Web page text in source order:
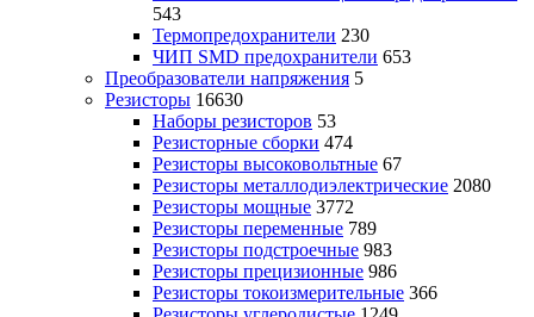
543
Термопредохранители 230
ЧИП SMD предохранители 653
Преобразователи напряжения 5
Резисторы 16630
Наборы резисторов 53
Резисторные сборки 474
Резисторы высоковольтные 67
Резисторы металлодиэлектрические 2080
Резисторы мощные 3772
Резисторы переменные 789
Резисторы подстроечные 983
Резисторы прецизионные 986
Резисторы токоизмерительные 366